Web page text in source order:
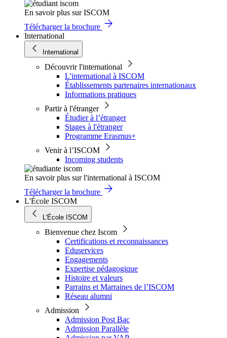
En savoir plus sur ISCOM
Télécharger la brochure
International
International
Découvrir l'international
L'international à ISCOM
Établissements partenaires internationaux
Informations pratiques
Partir à l'étranger
Étudier à l’étranger
Stages à l'étranger
Programme Erasmus+
Venir à l’ISCOM
Incoming students
En savoir plus sur l'international à ISCOM
Télécharger la brochure
L'École ISCOM
L'École ISCOM
Bienvenue chez Iscom
Certifications et reconnaissances
Eduservices
Engagements
Expertise pédagogique
Histoire et valeurs
Parrains et Marraines de l’ISCOM
Réseau alumni
Admission
Admission Post Bac
Admission Parallèle